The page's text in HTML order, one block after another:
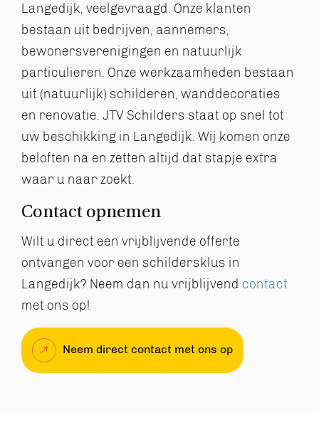
Langedijk, veelgevraagd. Onze klanten
bestaan uit bedrijven, aannemers,
bewonersverenigingen en natuurlijk
particulieren. Onze werkzaamheden bestaan
uit (natuurlijk) schilderen, wanddecoraties
en renovatie. JTV Schilders staat op snel tot
uw beschikking in Langedijk. Wij komen onze
beloften na en zetten altijd dat stapje extra
waar u naar zoekt.
Contact opnemen
Wilt u direct een vrijblijvende offerte
ontvangen voor een schildersklus in
Langedijk? Neem dan nu vrijblijvend contact
met ons op!
Neem direct contact met ons op